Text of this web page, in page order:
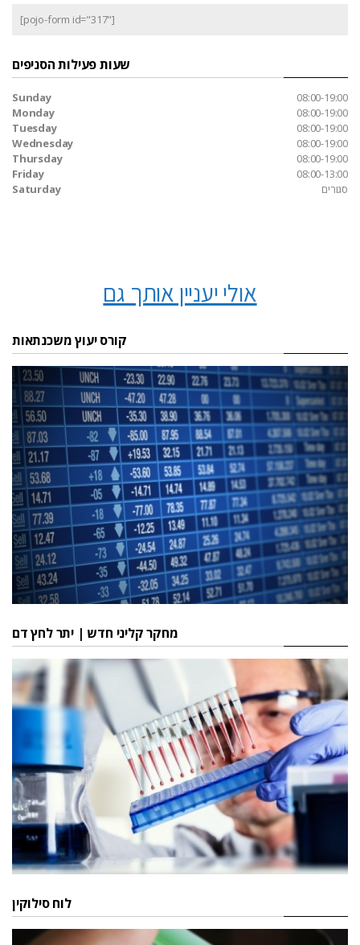
[pojo-form id="317"]
שעות פעילות הסניפים
Sunday
08:00-19:00
Monday
08:00-19:00
Tuesday
08:00-19:00
Wednesday
08:00-19:00
Thursday
08:00-19:00
Friday
08:00-13:00
Saturday
סגורים
אולי יעניין אותך גם
קורס יעוץ משכנתאות
מחקר קליני חדש | יתר לחץ דם
לוח סילוקין